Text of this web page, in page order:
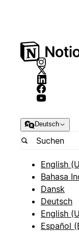
Deutsch
English
Bahasa
Dansk
Deutsch
English
Español